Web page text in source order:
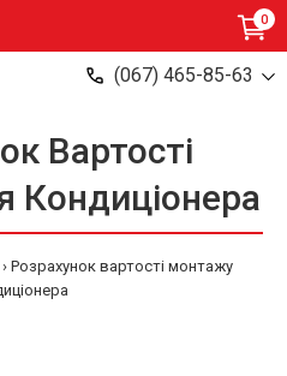
(067) 465-85-63
0
Вартості
Кондиціонера
› Розрахунок вартості монтажу